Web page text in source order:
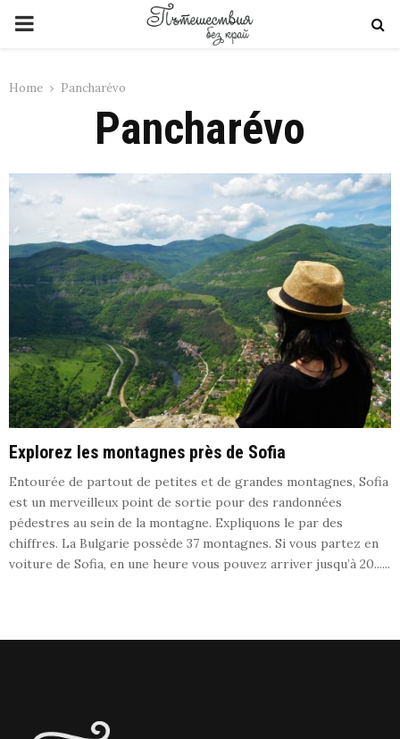
PRIMARY
Home Pancharévo
Pancharévo
Explorez les montagnes près de Sofia
Entourée de partout de petites et de grandes montagnes, Sofia
est un merveilleux point de sortie pour des randonnées
pédestres au sein de la montagne. Expliquons le par des
chiffres. La Bulgarie possède 37 montagnes. Si vous partez en
voiture de Sofia, en une heure vous pouvez arriver jusqu’à 20......